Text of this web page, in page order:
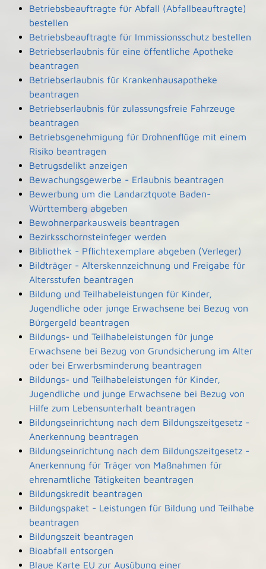
Betriebsbeauftragte für Abfall (Abfallbeauftragte)
bestellen
Betriebsbeauftragte für Immissionsschutz bestellen
Betriebserlaubnis für eine öffentliche Apotheke
beantragen
Betriebserlaubnis für Krankenhausapotheke
beantragen
Betriebserlaubnis für zulassungsfreie Fahrzeuge
beantragen
Betriebsgenehmigung für Drohnenflüge mit einem
Risiko beantragen
Betrugsdelikt anzeigen
Bewachungsgewerbe - Erlaubnis beantragen
Bewerbung um die Landarztquote Baden-
Württemberg abgeben
Bewohnerparkausweis beantragen
Bezirksschornsteinfeger werden
Bibliothek - Pflichtexemplare abgeben (Verleger)
Bildträger - Alterskennzeichnung und Freigabe für
Altersstufen beantragen
Bildung und Teilhabeleistungen für Kinder,
Jugendliche oder junge Erwachsene bei Bezug von
Bürgergeld beantragen
Bildungs- und Teilhabeleistungen für junge
Erwachsene bei Bezug von Grundsicherung im Alter
oder bei Erwerbsminderung beantragen
Bildungs- und Teilhabeleistungen für Kinder,
Jugendliche und junge Erwachsene bei Bezug von
Hilfe zum Lebensunterhalt beantragen
Bildungseinrichtung nach dem Bildungszeitgesetz -
Anerkennung beantragen
Bildungseinrichtung nach dem Bildungszeitgesetz -
Anerkennung für Träger von Maßnahmen für
ehrenamtliche Tätigkeiten beantragen
Bildungskredit beantragen
Bildungspaket - Leistungen für Bildung und Teilhabe
beantragen
Bildungszeit beantragen
Bioabfall entsorgen
Blaue Karte EU zur Ausübung einer